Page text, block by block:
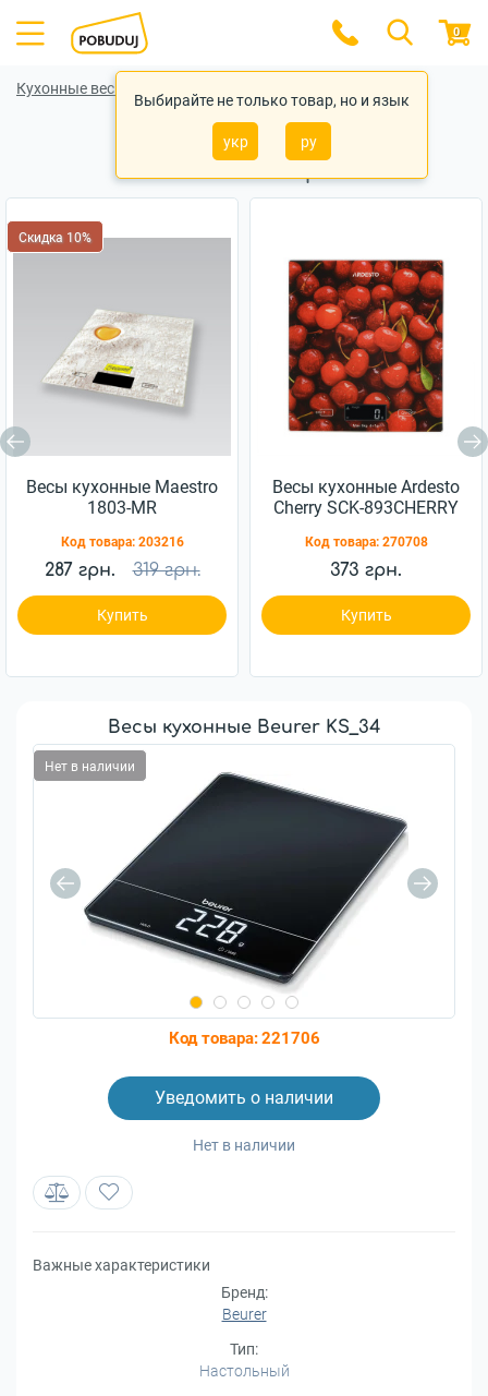
Выбирайте не только товар, но и язык
укр ру
0
Кухонные весы
Похожие товары
Скидка 10%
Весы кухонные Maestro
1803-MR
Код товара: 203216
287 грн. 319 грн.
Купить
Весы кухонные Ardesto
Cherry SCK-893CHERRY
Код товара: 270708
373 грн.
Купить
Весы кухонные Beurer KS_34
Нет в наличии
Код товара:221706
Нет в наличии
Уведомить о наличии
Важные характеристики
Бренд:
Beurer
Тип:
Настольный